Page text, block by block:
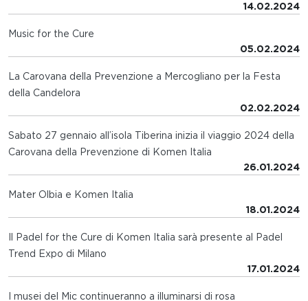
14.02.2024
Music for the Cure
05.02.2024
La Carovana della Prevenzione a Mercogliano per la Festa
della Candelora
02.02.2024
Sabato 27 gennaio all’isola Tiberina inizia il viaggio 2024 della
Carovana della Prevenzione di Komen Italia
26.01.2024
Mater Olbia e Komen Italia
18.01.2024
Il Padel for the Cure di Komen Italia sarà presente al Padel
Trend Expo di Milano
17.01.2024
I musei del Mic continueranno a illuminarsi di rosa